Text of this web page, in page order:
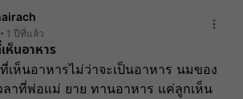
1 ปีที่แล้ว
ห็นอาหาร
ห็นอาหารไม่ว่าจะเป็นอาหาร นมของ
ลาที่พ่อแม่ ยาย ทานอาหาร แค่ลูกเห็น